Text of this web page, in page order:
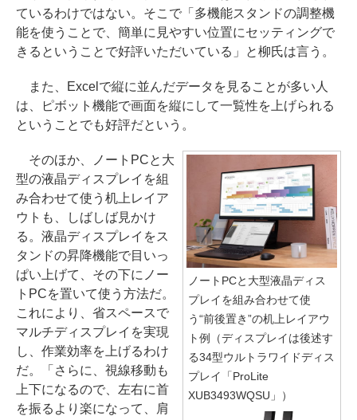
ているわけではない。そこで「多機能スタンドの調整機
能を使うことで、簡単に見やすい位置にセッティングで
きるということで好評いただいている」と柳氏は言う。
また、Excelで縦に並んだデータを見ることが多い人
は、ピボット機能で画面を縦にして一覧性を上げられる
ということでも好評だという。
ノートPCと大型液晶ディス
プレイを組み合わせて使
う“前後置き”の机上レイアウ
ト例（ディスプレイは後述す
る34型ウルトラワイドディス
プレイ「ProLite
XUB3493WQSU」）
そのほか、ノートPCと大
型の液晶ディスプレイを組
み合わせて使う机上レイア
ウトも、しばしば見かけ
る。液晶ディスプレイをス
タンドの昇降機能で目いっ
ぱい上げて、その下にノー
トPCを置いて使う方法だ。
これにより、省スペースで
マルチディスプレイを実現
し、作業効率を上げるわけ
だ。「さらに、視線移動も
上下になるので、左右に首
を振るより楽になって、肩